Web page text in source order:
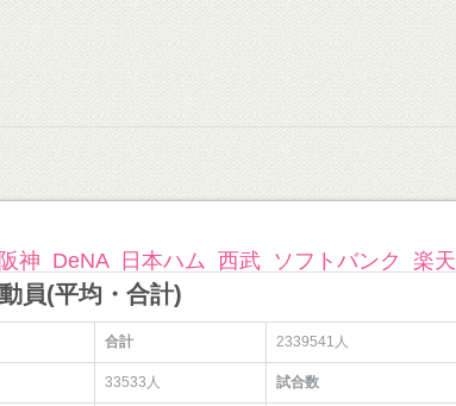
阪神 DeNA 日本ハム 西武 ソフトバンク 楽天
員(平均・合計)
合計 2339541人
33533人 試合数